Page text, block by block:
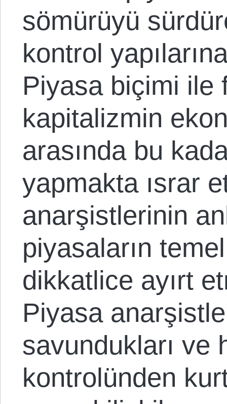
sömürüyü
kontrol
Piyasa biçimi ile
kapitalizmin
arasında bu
yapmakta ısrar
anarşistlerinin
piyasaların
dikkatlice ayırt
Piyasa
savundukları ve
kontrolünden